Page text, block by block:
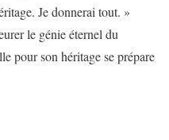
Je donnerai tout. »
le génie éternel du
pour son héritage se prépare